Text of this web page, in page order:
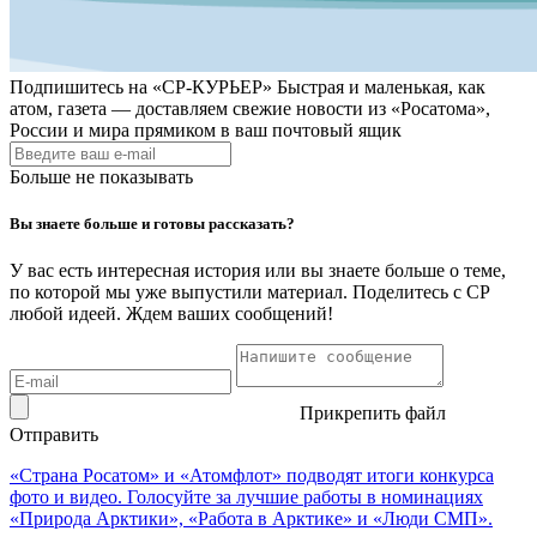
Подпишитесь на «СР-КУРЬЕР» Быстрая и маленькая, как
атом, газета — доставляем свежие новости из «Росатома»,
России и мира прямиком в ваш почтовый ящик
Больше не показывать
Вы знаете больше и готовы рассказать?
У вас есть интересная история или вы знаете больше о теме,
по которой мы уже выпустили материал. Поделитесь с СР
любой идеей. Ждем ваших сообщений!
Прикрепить файл
Отправить
«Страна Росатом» и «Атомфлот» подводят итоги конкурса
фото и видео. Голосуйте за лучшие работы в номинациях
«Природа Арктики», «Работа в Арктике» и «Люди СМП».